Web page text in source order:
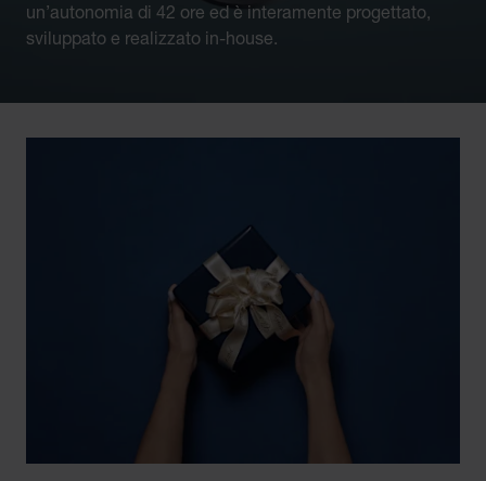
un’autonomia di 42 ore ed è interamente progettato,
sviluppato e realizzato in-house.